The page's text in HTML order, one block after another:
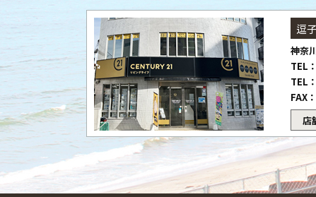
逗
神奈
TEL
TEL
FAX
店